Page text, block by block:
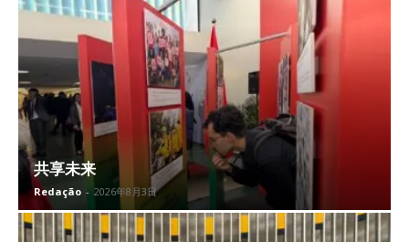
共享未来
Redação - 2026年8月3日